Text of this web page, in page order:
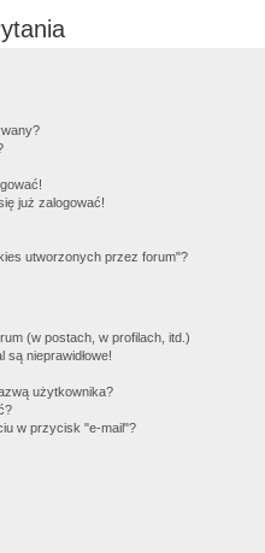
już zalogować!
utworzonych przez forum"?
(w postach, w profilach, itd.)
są nieprawidłowe!
użytkownika?
w przycisk "e-mail"?